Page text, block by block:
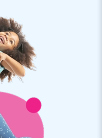
te gebruiken
tot festivals,
opblaasbare
in enkele minuten op
Hij is
Of je de boog nu inzet
start finish boog, hij